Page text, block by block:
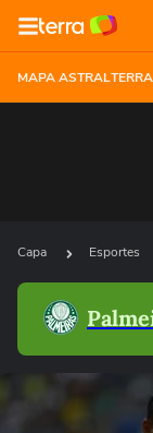
MAPA ASTRAL
Capa Esportes